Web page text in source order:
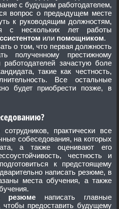
о предыдущем месте
к руководящим должностям,
начинается с нескольких лет работы
или помощником.
о том, что первая должность
полученному престижному
как честность,
Все остальные
будет приобрести позже, в
практически все
его
честность и
к предстоящему
а также
в резюме написать главные
будущему